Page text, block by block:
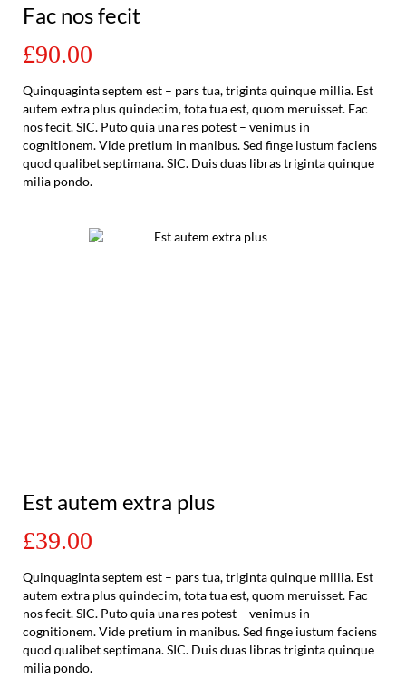
Fac nos fecit
£90.00
Quinquaginta septem est – pars tua, triginta quinque millia. Est
autem extra plus quindecim, tota tua est, quom meruisset. Fac
nos fecit. SIC. Puto quia una res potest – venimus in
cognitionem. Vide pretium in manibus. Sed finge iustum faciens
quod qualibet septimana. SIC. Duis duas libras triginta quinque
milia pondo.
Est autem extra plus
£39.00
Quinquaginta septem est – pars tua, triginta quinque millia. Est
autem extra plus quindecim, tota tua est, quom meruisset. Fac
nos fecit. SIC. Puto quia una res potest – venimus in
cognitionem. Vide pretium in manibus. Sed finge iustum faciens
quod qualibet septimana. SIC. Duis duas libras triginta quinque
milia pondo.